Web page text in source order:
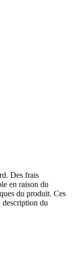
Des frais
en raison du
du produit. Ces
description du